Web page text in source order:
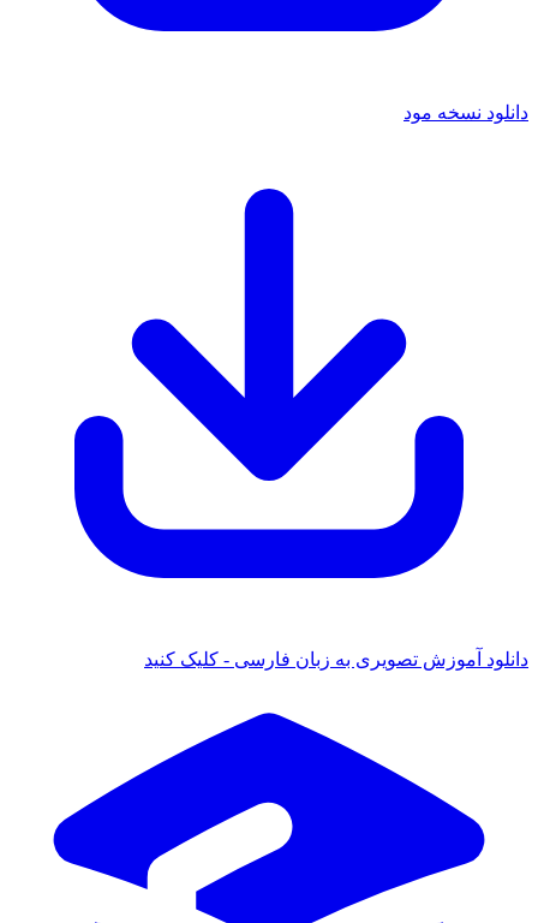
دانلود نسخه مود
دانلود آموزش تصویری به زبان فارسی - کلیک کنید